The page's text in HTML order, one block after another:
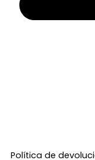
Política de